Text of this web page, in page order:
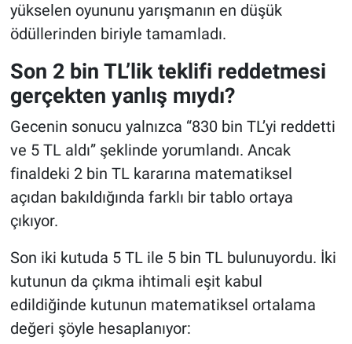
yükselen oyununu yarışmanın en düşük
ödüllerinden biriyle tamamladı.
Son 2 bin TL’lik teklifi reddetmesi
gerçekten yanlış mıydı?
Gecenin sonucu yalnızca “830 bin TL’yi reddetti
ve 5 TL aldı” şeklinde yorumlandı. Ancak
finaldeki 2 bin TL kararına matematiksel
açıdan bakıldığında farklı bir tablo ortaya
çıkıyor.
Son iki kutuda 5 TL ile 5 bin TL bulunuyordu. İki
kutunun da çıkma ihtimali eşit kabul
edildiğinde kutunun matematiksel ortalama
değeri şöyle hesaplanıyor: